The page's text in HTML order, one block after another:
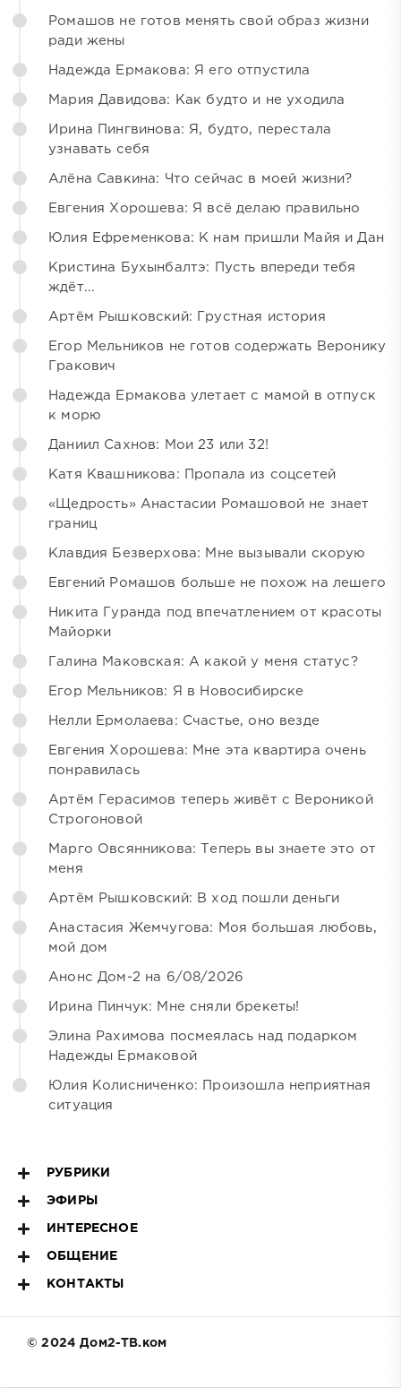
Ромашов не готов менять свой образ жизни
ради жены
Надежда Ермакова: Я его отпустила
Мария Давидова: Как будто и не уходила
Ирина Пингвинова: Я, будто, перестала
узнавать себя
Алёна Савкина: Что сейчас в моей жизни?
Евгения Хорошева: Я всё делаю правильно
Юлия Ефременкова: К нам пришли Майя и Дан
Кристина Бухынбалтэ: Пусть впереди тебя
ждёт...
Артём Рышковский: Грустная история
Егор Мельников не готов содержать Веронику
Гракович
Надежда Ермакова улетает с мамой в отпуск
к морю
Даниил Сахнов: Мои 23 или 32!
Катя Квашникова: Пропала из соцсетей
«Щедрость» Анастасии Ромашовой не знает
границ
Клавдия Безверхова: Мне вызывали скорую
Евгений Ромашов больше не похож на лешего
Никита Гуранда под впечатлением от красоты
Майорки
Галина Маковская: А какой у меня статус?
Егор Мельников: Я в Новосибирске
Нелли Ермолаева: Счастье, оно везде
Евгения Хорошева: Мне эта квартира очень
понравилась
Артём Герасимов теперь живёт с Вероникой
Строгоновой
Марго Овсянникова: Теперь вы знаете это от
меня
Артём Рышковский: В ход пошли деньги
Анастасия Жемчугова: Моя большая любовь,
мой дом
Анонс Дом-2 на 6/08/2026
Ирина Пинчук: Мне сняли брекеты!
Элина Рахимова посмеялась над подарком
Надежды Ермаковой
Юлия Колисниченко: Произошла неприятная
ситуация
РУБРИКИ
ЭФИРЫ
ИНТЕРЕСНОЕ
ОБЩЕНИЕ
КОНТАКТЫ
© 2024 Дом2-ТВ.ком